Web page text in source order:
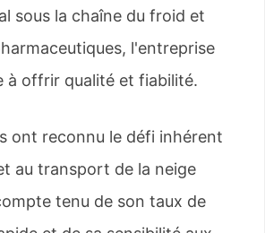
sous la chaîne du froid et
l'entreprise
à offrir qualité et fiabilité.
ont reconnu le défi inhérent
au transport de la neige
tenu de son taux de